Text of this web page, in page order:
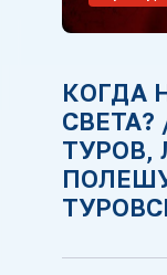
КОГДА
ТУРОВ,